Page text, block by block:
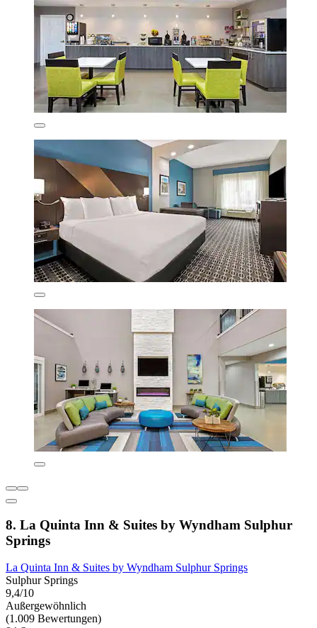
8. La Quinta Inn & Suites by Wyndham Sulphur
Springs
La Quinta Inn & Suites by Wyndham Sulphur Springs
Sulphur Springs
9,4/10
Außergewöhnlich
(1.009 Bewertungen)